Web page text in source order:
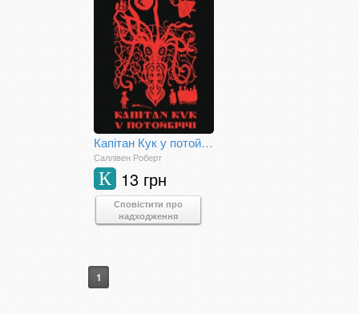
Капітан Кук у потойбіччі
Саллівен Роберт
13 грн
К
Сповістити про
надходження
1